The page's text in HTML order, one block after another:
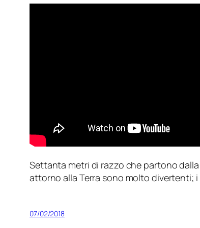
Settanta metri di razzo che partono
attorno alla Terra sono molto divertenti;
07/02/2018